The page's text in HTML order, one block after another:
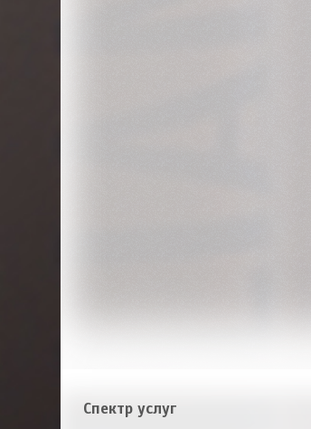
Спектр услуг